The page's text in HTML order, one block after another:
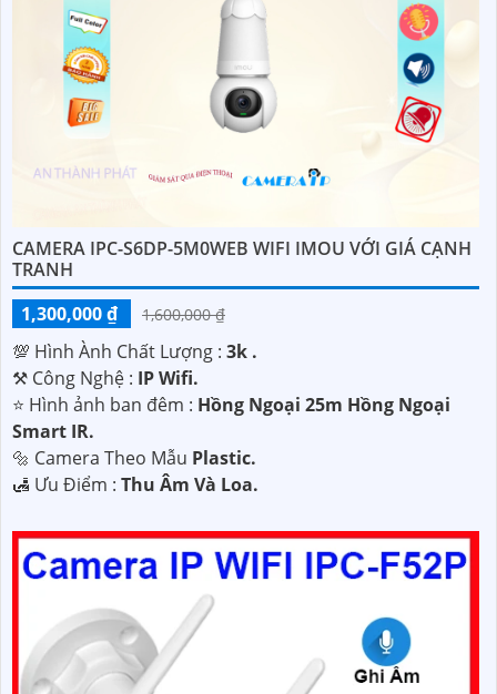
CAMERA IPC-S6DP-5M0WEB WIFI IMOU VỚI GIÁ CẠNH
TRANH
1,300,000 ₫
1,600,000 ₫
💯 Hình Ành Chất Lượng : 3k .
⚒ Công Nghệ : IP Wifi.
⭐ Hình ảnh ban đêm : Hồng Ngoại 25m Hồng Ngoại
Smart IR.
🔩 Camera Theo Mẫu Plastic.
️🛃 Ưu Điểm : Thu Âm Và Loa.